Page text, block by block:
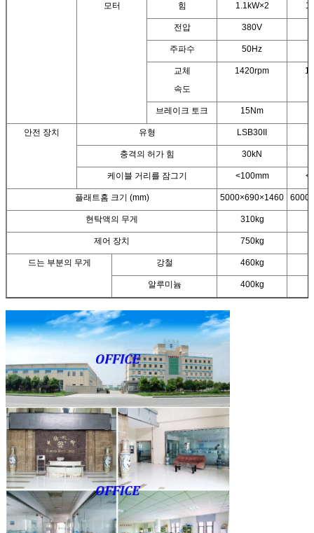
모터 힘 1.1kW×2
전압 380V
주파수 50Hz
교체
속도
1420rpm
브레이크 토크 15Nm
안전 장치 유형 LSB30II
충격의 허가 힘 30kN
케이블 거리를 잠그기 <100mm
플래트홈 크기 (mm) 5000×690×1460
현탁액의 무게 310kg
제어 장치 750kg
드는 부분의 무게 강철 460kg
알루미늄 400kg